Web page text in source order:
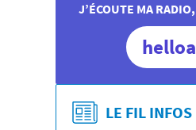
J’ÉCOUTE MA
LE FIL INFOS